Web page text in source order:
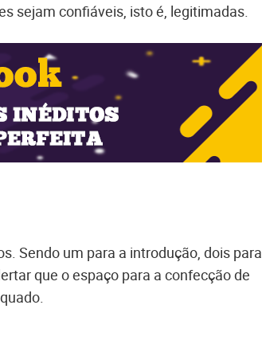
sejam confiáveis, isto é, legitimadas.
Sendo um para a introdução, dois para
que o espaço para a confecção de